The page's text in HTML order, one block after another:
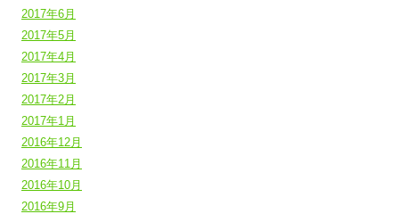
2017年6月
2017年5月
2017年4月
2017年3月
2017年2月
2017年1月
2016年12月
2016年11月
2016年10月
2016年9月